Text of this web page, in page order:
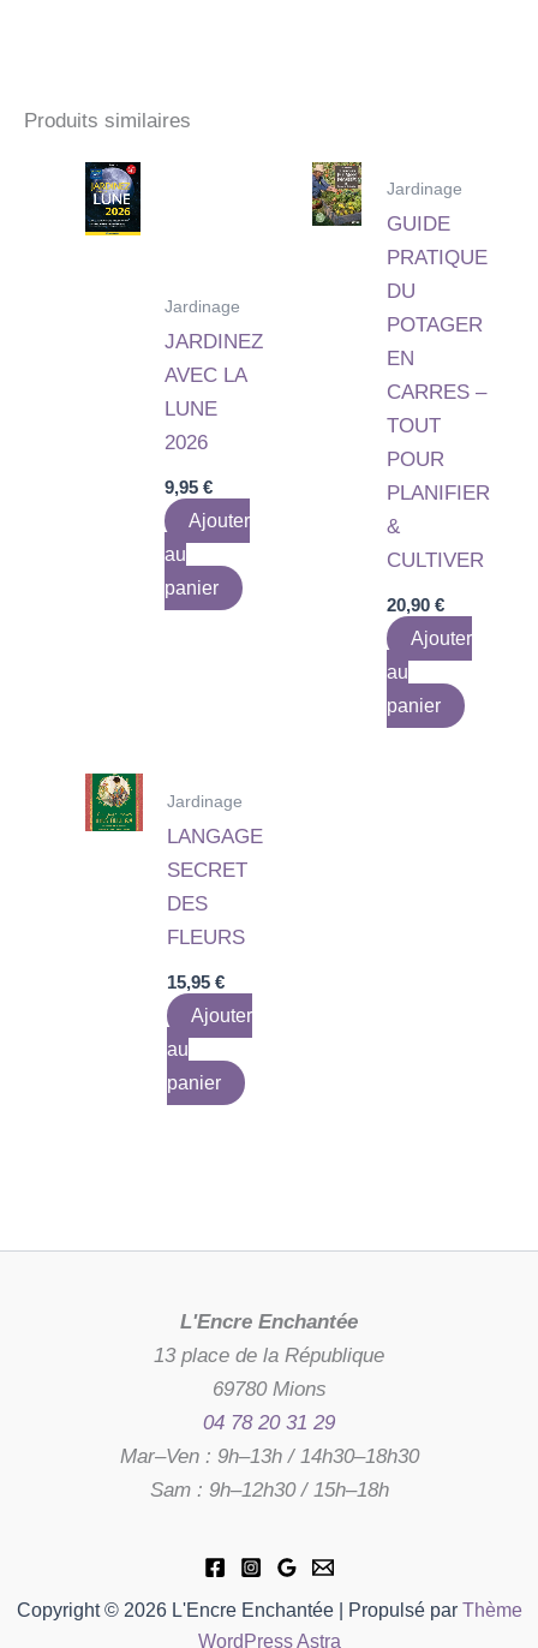
Produits similaires
Jardinage
JARDINEZ
AVEC LA
LUNE
2026
9,95€
Ajouter
au
panier
Jardinage
GUIDE
PRATIQUE
DU
POTAGER
EN
CARRES –
TOUT
POUR
PLANIFIER
&
CULTIVER
20,90 €
Ajouter
au
panier
Jardinage
LANGAGE
SECRET
DES
FLEURS
15,95€
Ajouter
au
panier
L'Encre Enchantée
13 place de la République
69780 Mions
04 78 20 31 29
Mar–Ven : 9h–13h / 14h30–18h30
Sam : 9h–12h30 / 15h–18h
Copyright © 2026 L'Encre Enchantée | Propulsé par Thème
WordPress Astra